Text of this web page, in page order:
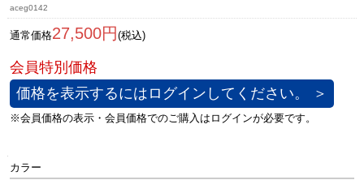
aceg0142
通常価格27,500円 (税込)
価格を表示するにはログインしてください。 ＞
カラー